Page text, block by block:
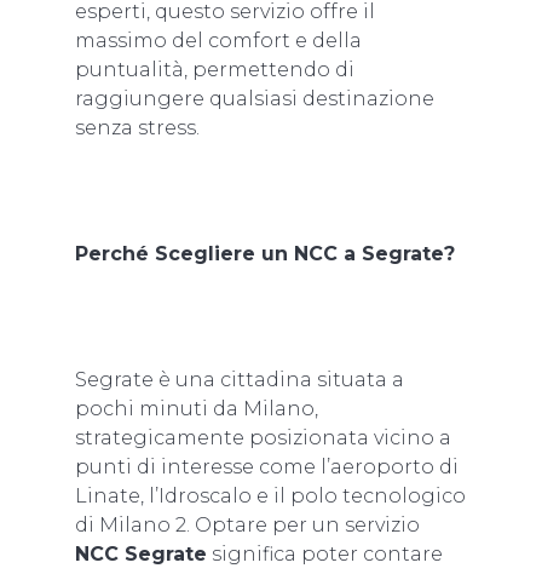
esperti, questo servizio offre il
massimo del comfort e della
puntualità, permettendo di
raggiungere qualsiasi destinazione
senza stress.
Perché Scegliere un NCC a Segrate?
Segrate è una cittadina situata a
pochi minuti da Milano,
strategicamente posizionata vicino a
punti di interesse come l’aeroporto di
Linate, l’Idroscalo e il polo tecnologico
di Milano 2. Optare per un servizio
NCC Segrate significa poter contare